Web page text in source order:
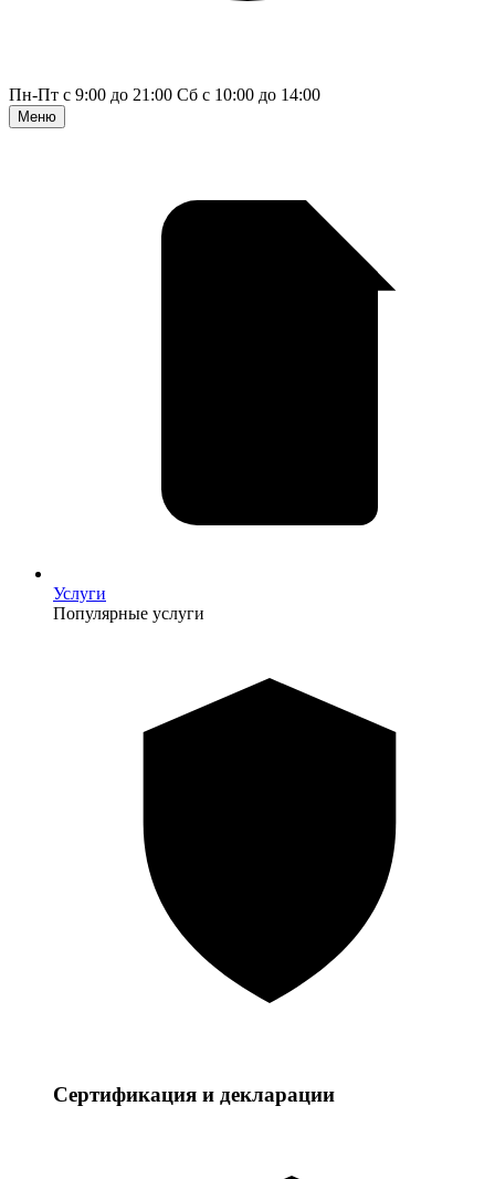
Пн-Пт с 9:00 до 21:00 Сб с 10:00 до 14:00
Меню
Услуги
Популярные услуги
Сертификация и декларации